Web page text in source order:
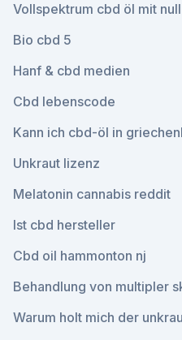
Vollspektrum cbd öl mit
Bio cbd 5
Hanf & cbd medien
Cbd lebenscode
Kann ich cbd-öl in
Unkraut lizenz
Melatonin cannabis reddit
Ist cbd hersteller
Cbd oil hammonton nj
Behandlung von multipler
Warum holt mich der